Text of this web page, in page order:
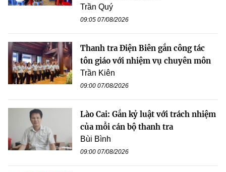
Trần Quý
09:05 07/08/2026
Thanh tra Điện Biên gắn công tác
tôn giáo với nhiệm vụ chuyên môn
Trần Kiên
09:00 07/08/2026
Lào Cai: Gắn kỷ luật với trách nhiệm
của mỗi cán bộ thanh tra
Bùi Bình
09:00 07/08/2026